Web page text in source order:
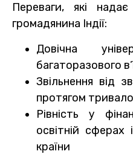
Переваги, які
громадянина Індії:
Довічна
багаторазового
Звільнення від
протягом
Рівність у
освітній сферах
країни